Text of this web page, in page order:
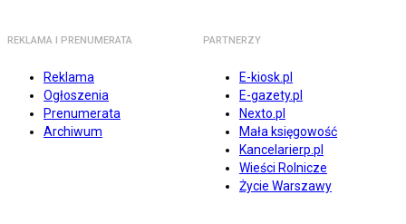
REKLAMA I PRENUMERATA
Reklama
Ogłoszenia
Prenumerata
Archiwum
PARTNERZY
E-kiosk.pl
E-gazety.pl
Nexto.pl
Mała księgowość
Kancelarierp.pl
Wieści Rolnicze
Życie Warszawy